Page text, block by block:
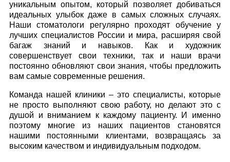
уникальным опытом, который позволяет добиваться
идеальных улыбок даже в самых сложных случаях.
Наши стоматологи регулярно проходят обучение у
лучших специалистов России и мира, расширяя свой
багаж знаний и навыков. Как и художник
совершенствует свои техники, так и наши врачи
постоянно обновляют свои знания, чтобы предложить
вам самые современные решения.
Команда нашей клиники – это специалисты, которые
не просто выполняют свою работу, но делают это с
душой и вниманием к каждому пациенту. И именно
поэтому многие из наших пациентов становятся
нашими постоянными клиентами, возвращаясь за
высоким качеством и индивидуальным подходом.